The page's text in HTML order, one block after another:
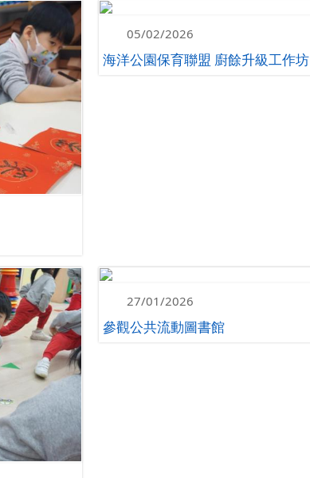
05/02/2026
海洋公園保育聯盟 廚餘升級工作坊
27/01/2026
參觀公共流動圖書館